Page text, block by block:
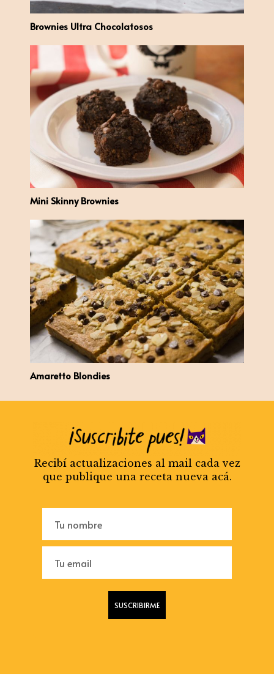
Brownies Ultra Chocolatosos
Mini Skinny Brownies
Amaretto Blondies
Recibí actualizaciones al mail cada vez
que publique una receta nueva acá.